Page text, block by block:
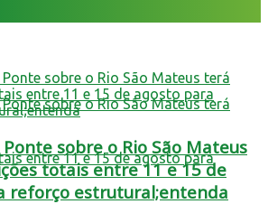
Ponte sobre o Rio São Mateus
totais entre 11 e 15 de
reforço estrutural;entenda